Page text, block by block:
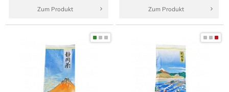
Zum Produkt Zum Produkt